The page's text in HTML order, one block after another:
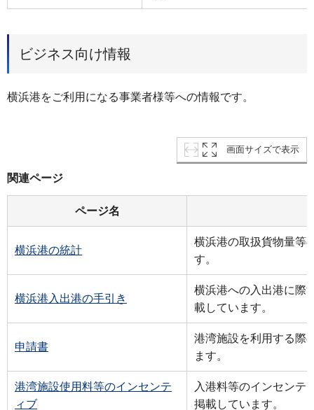
ビジネス向け情報
横浜港をご利用になる事業者様等への情報です。
画面サイズで表示
関連ページ
ページ名
横浜港の統計
横浜港の取扱貨物量等
す。
横浜港入出港の手引き
横浜港への入出港に際
載しています。
申請書
港湾施設を利用する際
ます。
港湾施設使用料等のインセンテ
ィブ
入港料等のインセンテ
掲載しています。